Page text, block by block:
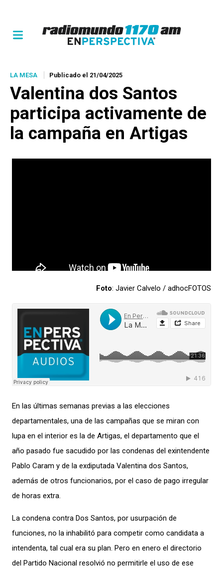
LA MESA Publicado el 21/04/2025
Valentina dos Santos
participa activamente de
la campaña en Artigas
Foto: Javier Calvelo / adhocFOTOS
En las últimas semanas previas a las elecciones
departamentales, una de las campañas que se miran con
lupa en el interior es la de Artigas, el departamento que el
año pasado fue sacudido por las condenas del exintendente
Pablo Caram y de la exdiputada Valentina dos Santos,
además de otros funcionarios, por el caso de pago irregular
de horas extra.
La condena contra Dos Santos, por usurpación de
funciones, no la inhabilitó para competir como candidata a
intendenta, tal cual era su plan. Pero en enero el directorio
del Partido Nacional resolvió no permitirle el uso de ese